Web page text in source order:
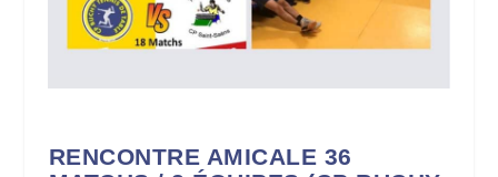
RENCONTRE AMICALE 36